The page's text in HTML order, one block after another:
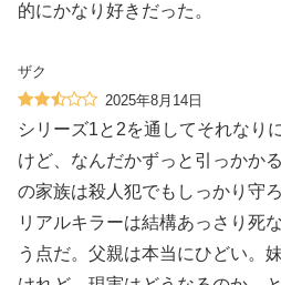
的にかなり好きだった。
ザク
2025年8月14日
シリーズ1と2を通してそれなり
けど、なんだかずっと引っかか
の家族は殺人犯でもしっかり守
リアルキラーは結構あっさり死
う点だ。父親は本当にひどい。